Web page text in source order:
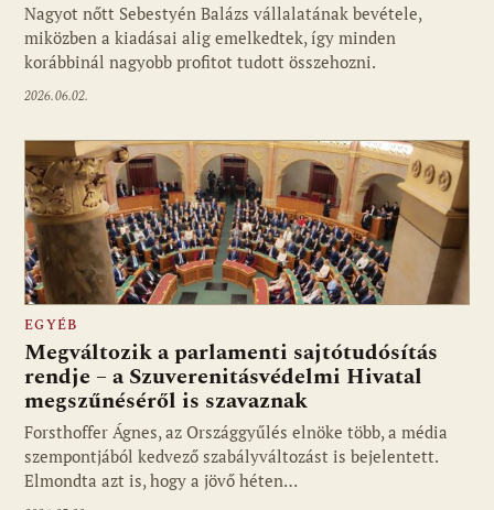
Nagyot nőtt Sebestyén Balázs vállalatának bevétele,
miközben a kiadásai alig emelkedtek, így minden
korábbinál nagyobb profitot tudott összehozni.
2026.06.02.
EGYÉB
Megváltozik a parlamenti sajtótudósítás
rendje – a Szuverenitásvédelmi Hivatal
megszűnéséről is szavaznak
Forsthoffer Ágnes, az Országgyűlés elnöke több, a média
szempontjából kedvező szabályváltozást is bejelentett.
Elmondta azt is, hogy a jövő héten…